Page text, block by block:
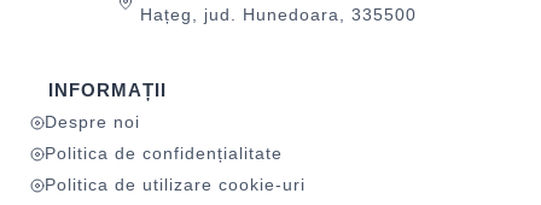
Hațeg, jud. Hunedoara, 335500
INFORMAȚII
Despre noi
Politica de confidențialitate
Politica de utilizare cookie-uri